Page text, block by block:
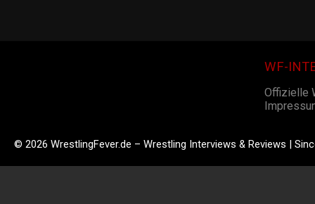
WF-
Offizielle
© 2026 WrestlingFever.de – Wrestling Interviews & Reviews |